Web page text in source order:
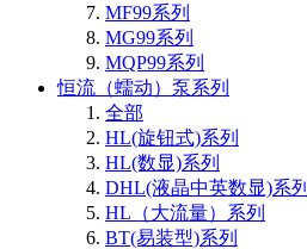
MF99系列
MG99系列
MQP99系列
恒流（蠕动）泵系列
全部
HL(旋钮式)系列
HL(数显)系列
DHL(液晶中英数显)系列
HL（大流量）系列
BT(易装型)系列